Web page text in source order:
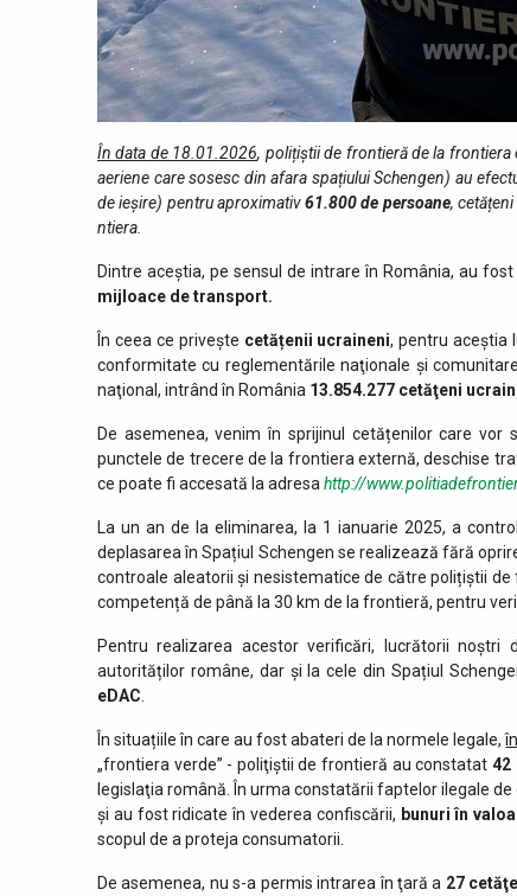
În data de 18.01.2026, polițiștii de frontieră de la frontiera
aeriene care sosesc din afara spațiului Schengen) au
de ieşire) pentru aproximativ61.800de persoane,
ntiera.
Dintre aceștia, pe sensul de intrare în România, au
mijloace de transport.
În ceea ce privește cetățenii ucraineni, pentru aceștia
conformitate cu reglementările naţionale şi
naţional, intrând în România 13.854.277 cetăţeni
De asemenea, venim în sprijinul cetățenilor care
punctele de trecere de la frontiera externă, deschise
ce poate fi accesată la adresa http://
La un an de la eliminarea, la 1 ianuarie 2025, a
deplasarea în Spațiul Schengen se realizează fără
controale aleatorii și nesistematice de către polițiștii
competență de până la 30 km de la frontieră, pentru
Pentru realizarea acestor verificări, lucrătorii
autorităților române, dar și la cele din Spațiul
eDAC
În situațiile în care au fost abateri de la normele legale,
„frontiera verde” - poliţiştii de frontieră au constatat 42
legislaţia română. În urma constatării faptelor ilegale
și au fost ridicate în vederea confiscării, bunuri în
scopul de a proteja consumatorii.
De asemenea, nu s-a permis intrarea în ţară a 27